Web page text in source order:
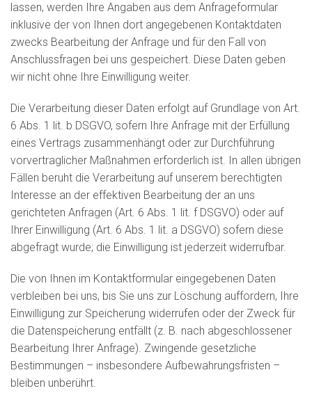
lassen, werden Ihre Angaben aus dem Anfrageformular
inklusive der von Ihnen dort angegebenen Kontaktdaten
zwecks Bearbeitung der Anfrage und für den Fall von
Anschlussfragen bei uns gespeichert. Diese Daten geben
wir nicht ohne Ihre Einwilligung weiter.
Die Verarbeitung dieser Daten erfolgt auf Grundlage von Art.
6 Abs. 1 lit. b DSGVO, sofern Ihre Anfrage mit der Erfüllung
eines Vertrags zusammenhängt oder zur Durchführung
vorvertraglicher Maßnahmen erforderlich ist. In allen übrigen
Fällen beruht die Verarbeitung auf unserem berechtigten
Interesse an der effektiven Bearbeitung der an uns
gerichteten Anfragen (Art. 6 Abs. 1 lit. f DSGVO) oder auf
Ihrer Einwilligung (Art. 6 Abs. 1 lit. a DSGVO) sofern diese
abgefragt wurde; die Einwilligung ist jederzeit widerrufbar.
Die von Ihnen im Kontaktformular eingegebenen Daten
verbleiben bei uns, bis Sie uns zur Löschung auffordern, Ihre
Einwilligung zur Speicherung widerrufen oder der Zweck für
die Datenspeicherung entfällt (z. B. nach abgeschlossener
Bearbeitung Ihrer Anfrage). Zwingende gesetzliche
Bestimmungen – insbesondere Aufbewahrungsfristen –
bleiben unberührt.